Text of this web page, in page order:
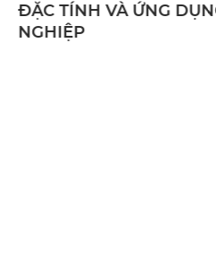
ĐẶC TÍNH VÀ ỨNG
NGHIỆP